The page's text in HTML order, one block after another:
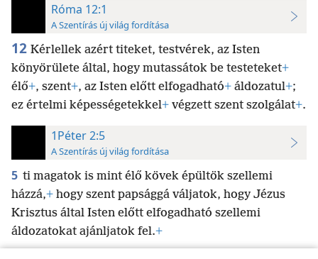
Róma 12:1
A Szentírás új világ fordítása
12 Kérlellek azért titeket, testvérek, az Isten
könyörülete által, hogy mutassátok be testeteket+
élő+, szent+, az Isten előtt elfogadható+ áldozatul+;
ez értelmi képességetekkel+ végzett szent szolgálat+.
1Péter 2:5
A Szentírás új világ fordítása
5 ti magatok is mint élő kövek épültök szellemi
házzá,+ hogy szent papsággá váljatok, hogy Jézus
Krisztus által Isten előtt elfogadható szellemi
áldozatokat ajánljatok fel.+